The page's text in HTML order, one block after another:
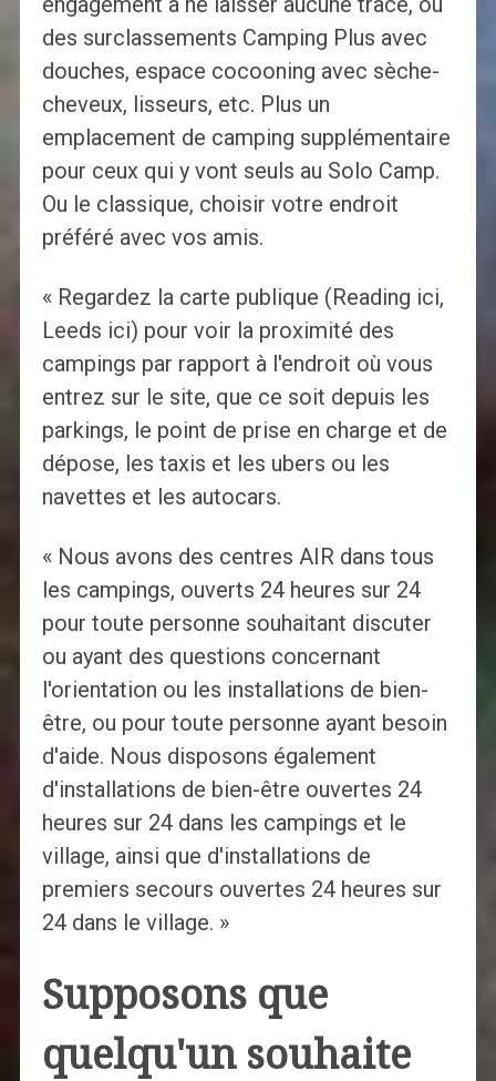
des surclassements Camping Plus avec
douches, espace cocooning avec sèche-
cheveux, lisseurs, etc. Plus un
emplacement de camping supplémentaire
pour ceux qui y vont seuls au Solo Camp.
Ou le classique, choisir votre endroit
préféré avec vos amis.
« Regardez la carte publique (Reading ici,
Leeds ici) pour voir la proximité des
campings par rapport à l'endroit où vous
entrez sur le site, que ce soit depuis les
parkings, le point de prise en charge et de
dépose, les taxis et les ubers ou les
navettes et les autocars.
« Nous avons des centres AIR dans tous
les campings, ouverts 24 heures sur 24
pour toute personne souhaitant discuter
ou ayant des questions concernant
l'orientation ou les installations de bien-
être, ou pour toute personne ayant besoin
d'aide. Nous disposons également
d'installations de bien-être ouvertes 24
heures sur 24 dans les campings et le
village, ainsi que d'installations de
premiers secours ouvertes 24 heures sur
24 dans le village. »
Supposons que
quelqu'un souhaite